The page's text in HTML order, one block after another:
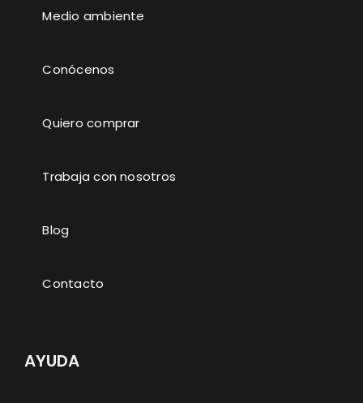
Medio ambiente
Conócenos
Quiero comprar
Trabaja con nosotros
Blog
Contacto
AYUDA